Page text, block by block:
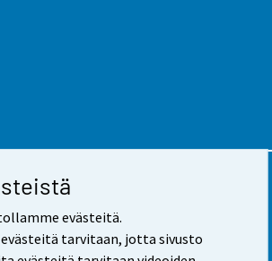
evästeitä.
tarvitaan, jotta sivusto